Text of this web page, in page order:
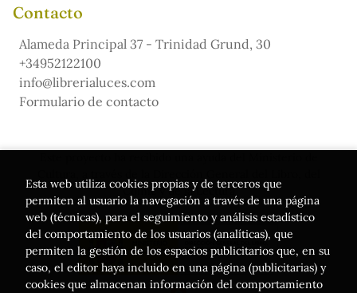
Contacto
Alameda Principal 37 - Trinidad Grund, 30
+34952122100
info@librerialuces.com
Formulario de contacto
Cómic y de la Lectura
Esta web utiliza cookies propias y de terceros que
permiten al usuario la navegación a través de una página
web (técnicas), para el seguimiento y análisis estadístico
del comportamiento de los usuarios (analíticas), que
permiten la gestión de los espacios publicitarios que, en su
caso, el editor haya incluido en una página (publicitarias) y
cookies que almacenan información del comportamiento